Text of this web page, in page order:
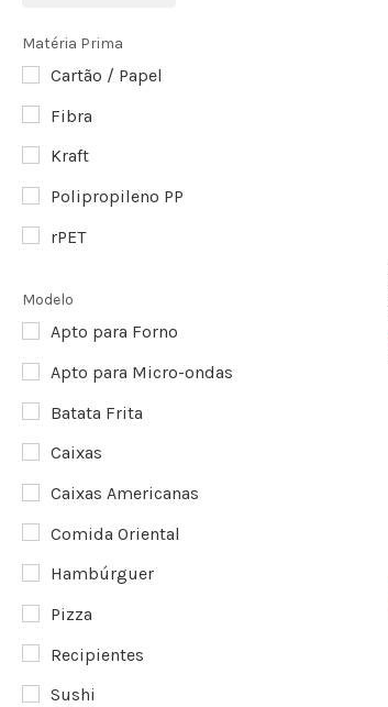
Matéria Prima
Cartão / Papel
Fibra
Kraft
Polipropileno PP
rPET
Modelo
Apto para Forno
Apto para Micro-ondas
Batata Frita
Caixas
Caixas Americanas
Comida Oriental
Hambúrguer
Pizza
Recipientes
Sushi